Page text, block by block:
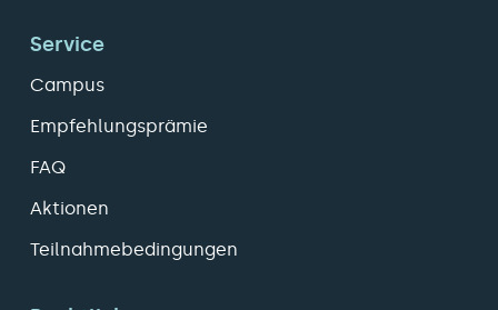
Service
Campus
Empfehlungsprämie
FAQ
Aktionen
Teilnahmebedingungen